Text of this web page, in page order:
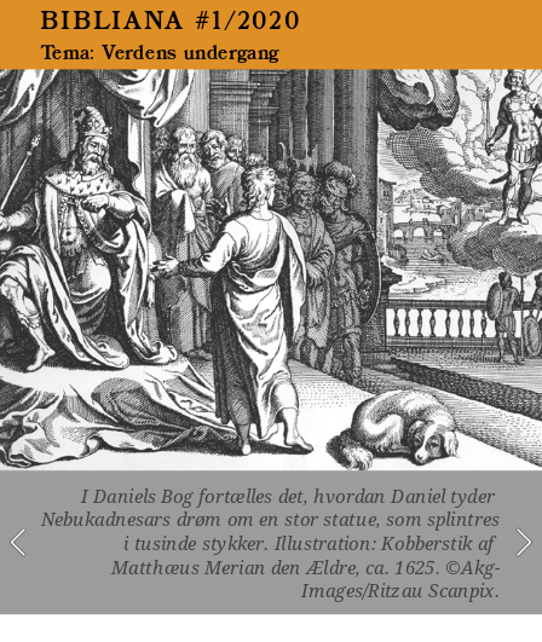
I Daniels Bog fortælles det, hvordan Daniel tyder
Nebukadnesars drøm om en stor statue, som splintres
i tusinde stykker. Illustration: Kobberstik af
Matthæus Merian den Ældre, ca. 1625. ©Akg-
Images/Ritzau Scanpix.
BIBLIANA #1/2020
Tema: Verdens undergang